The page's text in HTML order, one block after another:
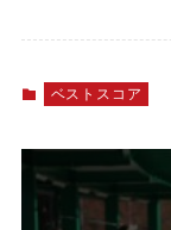
ベストスコア